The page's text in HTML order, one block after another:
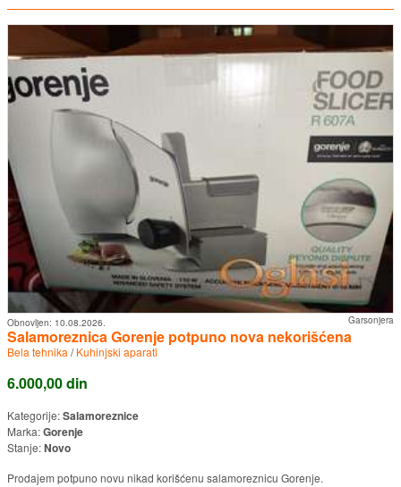
Garsonjera
Obnovljen: 10.08.2026.
Salamoreznica Gorenje potpuno nova nekorišćena
Bela tehnika /Kuhinjski aparati
6.000,00 din
Kategorije:Salamoreznice
Marka:Gorenje
Stanje:Novo
Prodajem potpuno novu nikad korišćenu salamoreznicu Gorenje.